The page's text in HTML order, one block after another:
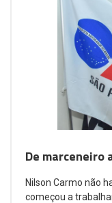
De marceneiro
Nilson Carmo não
começou a